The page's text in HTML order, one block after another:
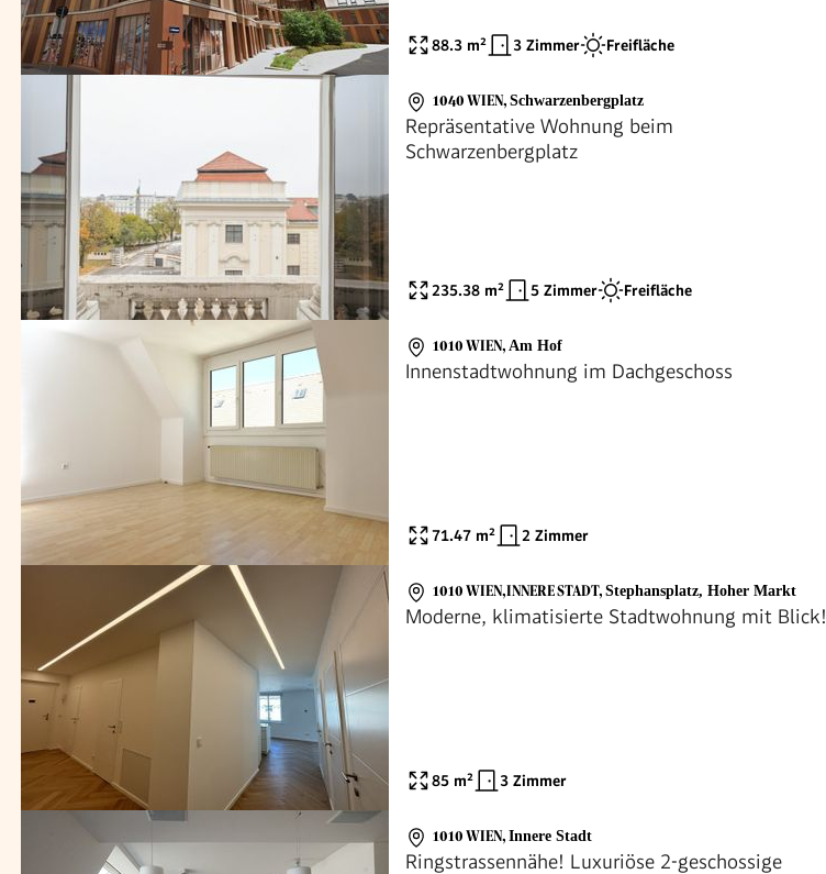
88.3 m² 3 Zimmer Freifläche
1040 WIEN, Schwarzenbergplatz
Repräsentative Wohnung beim
Schwarzenbergplatz
235.38 m² 5 Zimmer Freifläche
1010 WIEN, Am Hof
Innenstadtwohnung im Dachgeschoss
71.47 m² 2 Zimmer
1010 WIEN,INNERE STADT, Stephansplatz, Hoher Markt
Moderne, klimatisierte Stadtwohnung mit Blick!
85 m² 3 Zimmer
1010 WIEN, Innere Stadt
Ringstrassennähe! Luxuriöse 2-geschossige